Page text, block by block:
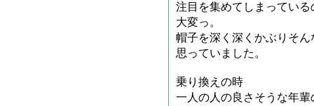
注目を集めてしまっている
大変っ。
帽子を深く深くかぶりそん
思っていました。
乗り換えの時
一人の人の良さそうな年輩